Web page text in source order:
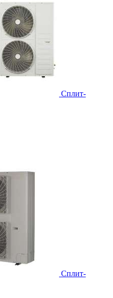
Сплит-
Cплит-